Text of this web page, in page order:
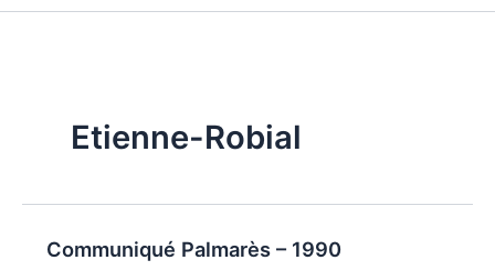
Etienne-Robial
Communiqué Palmarès – 1990